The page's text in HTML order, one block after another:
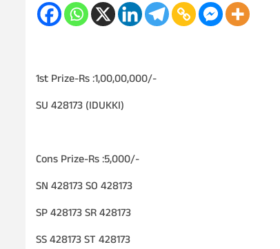
1st Prize-Rs :1,00,00,000/-
SU 428173 (IDUKKI)
Cons Prize-Rs :5,000/-
SN 428173 SO 428173
SP 428173 SR 428173
SS 428173 ST 428173